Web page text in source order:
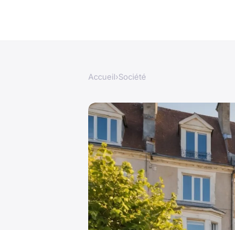
Accueil›Société